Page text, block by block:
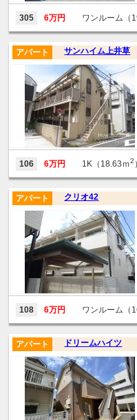
305 6万円 ワンルーム（
サンハイム上井草
アパート
106 6万円 1K（18.63ｍ2
クリオ42
アパート
108 6万円 ワンルーム（
ドリームハイツ
アパート